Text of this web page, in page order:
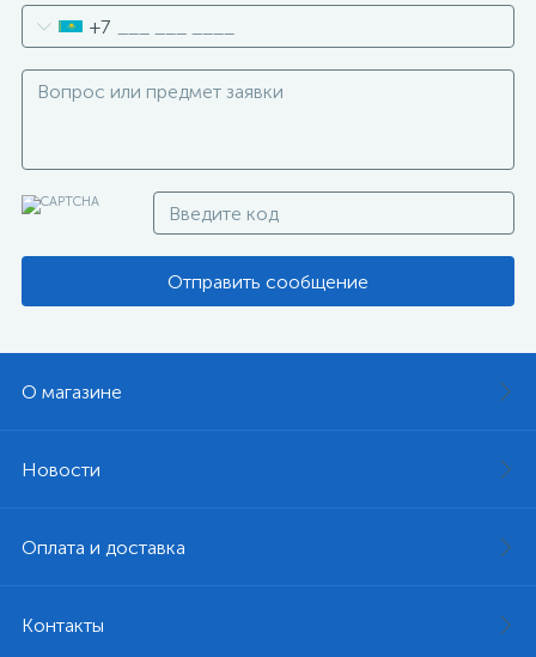
+7
Отправить сообщение
О магазине
Новости
Оплата и доставка
Контакты